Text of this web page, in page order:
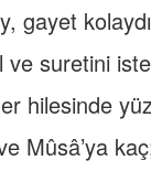
gayet
suretini
hilesinde
ve Mûsâ’ya